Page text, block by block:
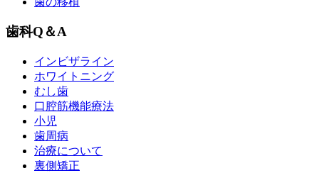
歯科Q＆A
インビザライン
ホワイトニング
むし歯
口腔筋機能療法
小児
歯周病
治療について
裏側矯正